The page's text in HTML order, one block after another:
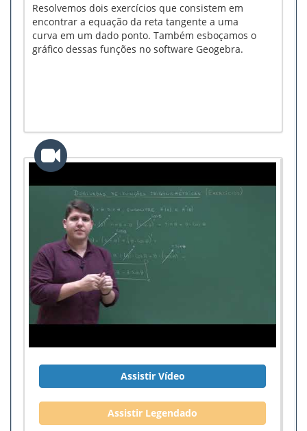
Resolvemos dois exercícios que consistem em
encontrar a equação da reta tangente a uma
curva em um dado ponto. Também esboçamos o
gráfico dessas funções no software Geogebra.
Assistir Vídeo
Assistir Legendado